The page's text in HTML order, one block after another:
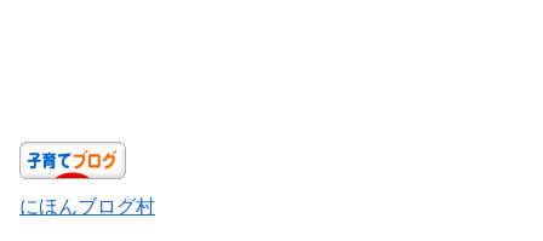
にほんブログ村